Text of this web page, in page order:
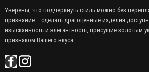
Уверены, что подчеркнуть стиль можно без
призвание – сделать драгоценные изделия
изысканность и элегантность, присущие золотым
признаком Вашего вкуса.